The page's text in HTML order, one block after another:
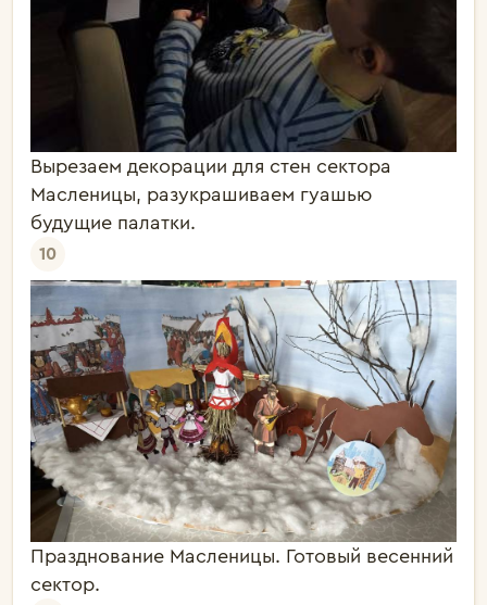
Вырезаем декорации для стен сектора
Масленицы, разукрашиваем гуашью
будущие палатки.
10
Празднование Масленицы. Готовый весенний
сектор.